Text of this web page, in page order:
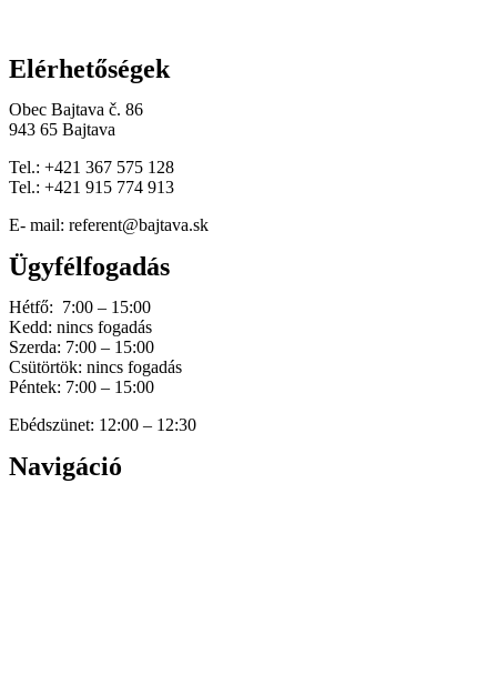
Elérhetőségek
Obec Bajtava č. 86
943 65 Bajtava
Tel.: +421 367 575 128
Tel.: +421 915 774 913
E- mail: referent@bajtava.sk
Ügyfélfogadás
Hétfő: 7:00 – 15:00
Kedd: nincs fogadás
Szerda: 7:00 – 15:00
Csütörtök: nincs fogadás
Péntek: 7:00 – 15:00
Ebédszünet: 12:00 – 12:30
Navigáció